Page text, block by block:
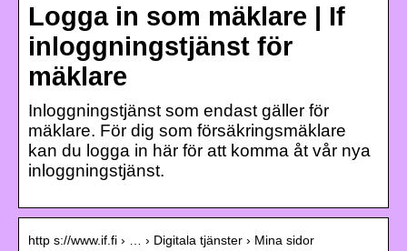
Logga in som mäklare | If
inloggningstjänst för
mäklare
Inloggningstjänst som endast gäller för
mäklare. För dig som försäkringsmäklare
kan du logga in här för att komma åt vår nya
inloggningstjänst.
http s://www.if.fi › … › Digitala tjänster › Mina sidor